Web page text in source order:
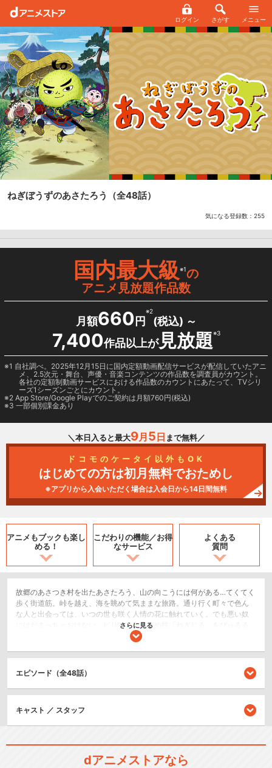
ログイン さがす メニュー
ねぎぼうずのあさたろう （全48話）
気になる登録数： 255
国内最大級※1の
アニメ見放題作品数
月額660 円
※2
(税込) ～
7,400作品以上が見放題※3
1 自社調べ。2025年12月15日に国内定額動画配信サービスが配信していたアニ
メ、2.5次元・舞台、声優・音楽コンテンツの作品数を調査員がカウント。
各社の定額制動画サービスにおける作品数のカウントにあたって、TVシリ
ーズ1シーズンごとにカウント。
2 App Store/Google Playでのご契約は月額760円(税込)
3 一部個別課金あり
＼本日入ると最大9月 5 日 まで無料／
ドコモのケータイ以外もOK
はじめての方は初月無料でおためし
※アプリから入会いただく場合は入会日から14日間無料
アニメもブックも楽し
める！
こだわりの機能／お得
なサービス
よくある
質問
故郷のあさつき村を出たあさたろう、山の向こうには何がある…てくてく
歩く街道筋。峠を越え、海を眺めて気ままな旅路。通り行く町々で色ん
な人と出会っては、いつの世も咲く人情の花に触れていく。でも悪い奴
にはだまっちゃおけない。ピリッと辛い決め技「ねぎじる」をぴゅるる
っとお見舞いします！街道宿場で起こる様々な出来事を、あさたろうや
く東海道、今日はどのあたりでしょうか？
キッズ/ファミリー
SF/ファンタジー
さらに見る
エピソード（全48話）
キャスト ／ スタッフ
dアニメストアなら